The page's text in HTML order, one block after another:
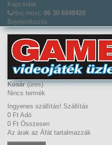
Kapcsolat
Hívj most: 06 30 6848428
Bejelentkezés
Kosár (üres)
Nincs termék
Ingyenes szállítás! Szállítás
0 Ft‎ Adó
0 Ft‎ Összesen
Az árak az Áfát tartalmazzák